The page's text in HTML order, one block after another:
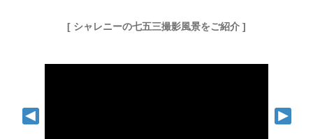
[ シャレニーの七五三撮影風景をご紹介 ]